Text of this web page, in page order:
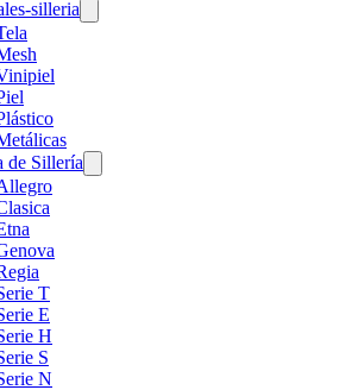
silleria
de Sillería
T
E
H
S
N